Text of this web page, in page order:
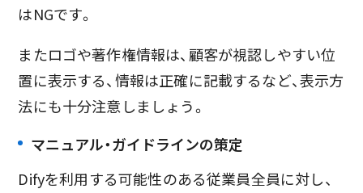
はNGです。
またロゴや著作権情報は、顧客が視認しやすい位
置に表示する、情報は正確に記載するなど、表示方
法にも十分注意しましょう。
マニュアル・ガイドラインの策定
Difyを利用する可能性のある従業員全員に対し、